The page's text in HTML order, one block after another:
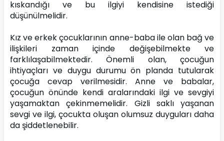
kıskandığı ve bu ilgiyi kendisine istediği
düşünülmelidir.
Kız ve erkek çocuklarının anne-baba ile olan bağ ve
ilişkileri zaman içinde değişebilmekte ve
farklılaşabilmektedir. Önemli olan, çocuğun
ihtiyaçları ve duygu durumu ön planda tutularak
çocuğa cevap verilmesidir. Anne ve babalar,
çocuğun önünde kendi aralarındaki ilgi ve sevgiyi
yaşamaktan çekinmemelidir. Gizli saklı yaşanan
sevgi ve ilgi, çocukta oluşan olumsuz duyguları daha
da şiddetlenebilir.